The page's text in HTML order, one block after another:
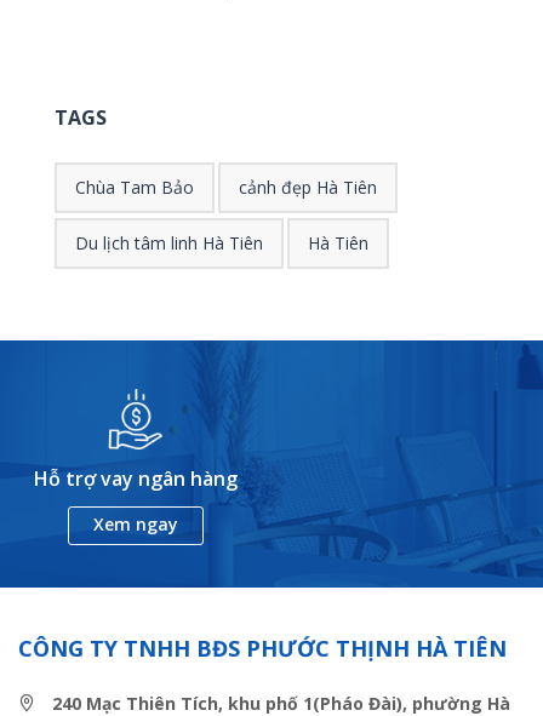
TAGS
Chùa Tam Bảo cảnh đẹp Hà Tiên
Du lịch tâm linh Hà Tiên Hà Tiên
Hỗ trợ vay ngân hàng
Xem ngay
CÔNG TY TNHH BĐS PHƯỚC THỊNH HÀ TIÊN
240 Mạc Thiên Tích, khu phố 1(Pháo Đài), phường Hà